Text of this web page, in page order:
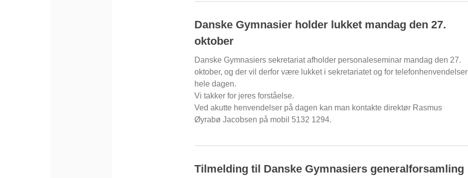
Danske Gymnasier holder lukket mandag den 27.
oktober
Danske Gymnasiers sekretariat afholder personaleseminar mandag den 27.
oktober, og der vil derfor være lukket i sekretariatet og for telefonhenvendelser
hele dagen.
Vi takker for jeres forståelse.
Ved akutte henvendelser på dagen kan man kontakte direktør Rasmus
Øyrabø Jacobsen på mobil 5132 1294.
Tilmelding til Danske Gymnasiers generalforsamling